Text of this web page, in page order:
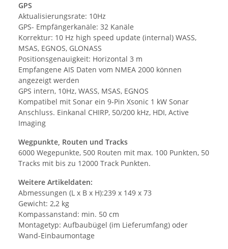
GPS
Aktualisierungsrate: 10Hz
GPS- Empfängerkanäle: 32 Kanäle
Korrektur: 10 Hz high speed update (internal) WASS,
MSAS, EGNOS, GLONASS
Positionsgenauigkeit: Horizontal 3 m
Empfangene AIS Daten vom NMEA 2000 können
angezeigt werden
GPS intern, 10Hz, WASS, MSAS, EGNOS
Kompatibel mit Sonar ein 9-Pin Xsonic 1 kW Sonar
Anschluss. Einkanal CHIRP, 50/200 kHz, HDI, Active
Imaging
Wegpunkte, Routen und Tracks
6000 Wegepunkte, 500 Routen mit max. 100 Punkten, 50
Tracks mit bis zu 12000 Track Punkten.
Weitere Artikeldaten:
Abmessungen (L x B x H):239 x 149 x 73
Gewicht: 2,2 kg
Kompassanstand: min. 50 cm
Montagetyp: Aufbaubügel (im Lieferumfang) oder
Wand-Einbaumontage